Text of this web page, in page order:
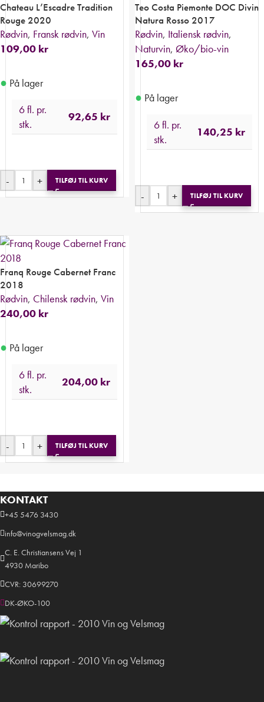
Chateau L’Escadre Tradition
Rouge 2020
Rødvin, Fransk rødvin, Vin
109,00 kr
● På lager
6 fl. pr.
stk.
92,65 kr
- + TILFØJ TIL KURV
Teo Costa Piemonte DOC Divin
Natura Rosso 2017
Rødvin, Italiensk rødvin,
Naturvin, Øko/bio-vin
165,00 kr
● På lager
6 fl. pr.
stk.
140,25 kr
- + TILFØJ TIL KURV
Franq Rouge Cabernet Franc
2018
Rødvin, Chilensk rødvin, Vin
240,00 kr
● På lager
6 fl. pr.
stk.
204,00 kr
- + TILFØJ TIL KURV
KONTAKT
+45 5476 3430
info@vinogvelsmag.dk
C. E. Christiansens Vej 1
4930 Maribo
CVR: 30699270
DK-ØKO-100